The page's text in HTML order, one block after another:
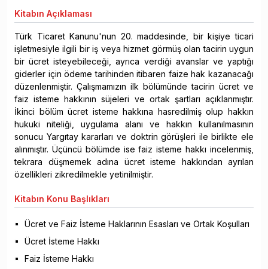
Kitabın Açıklaması
Türk Ticaret Kanunu'nun 20. maddesinde, bir kişiye ticari
işletmesiyle ilgili bir iş veya hizmet görmüş olan tacirin uygun
bir ücret isteyebileceği, ayrıca verdiği avanslar ve yaptığı
giderler için ödeme tarihinden itibaren faize hak kazanacağı
düzenlenmiştir. Çalışmamızın ilk bölümünde tacirin ücret ve
faiz isteme hakkının süjeleri ve ortak şartları açıklanmıştır.
İkinci bölüm ücret isteme hakkına hasredilmiş olup hakkın
hukuki niteliği, uygulama alanı ve hakkın kullanılmasının
sonucu Yargıtay kararları ve doktrin görüşleri ile birlikte ele
alınmıştır. Üçüncü bölümde ise faiz isteme hakkı incelenmiş,
tekrara düşmemek adına ücret isteme hakkından ayrılan
özellikleri zikredilmekle yetinilmiştir.
Kitabın Konu Başlıkları
Ücret ve Faiz İsteme Haklarının Esasları ve Ortak Koşulları
Ücret İsteme Hakkı
Faiz İsteme Hakkı